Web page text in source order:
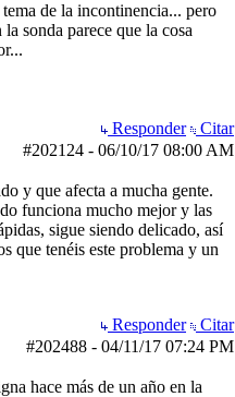
de la incontinencia... pero
sonda parece que la cosa
Responder
Citar
#202124 - 06/10/17 08:00 AM
y que afecta a mucha gente.
funciona mucho mejor y las
sigue siendo delicado, así
que tenéis este problema y un
Responder
Citar
#202488 - 04/11/17 07:24 PM
hace más de un año en la